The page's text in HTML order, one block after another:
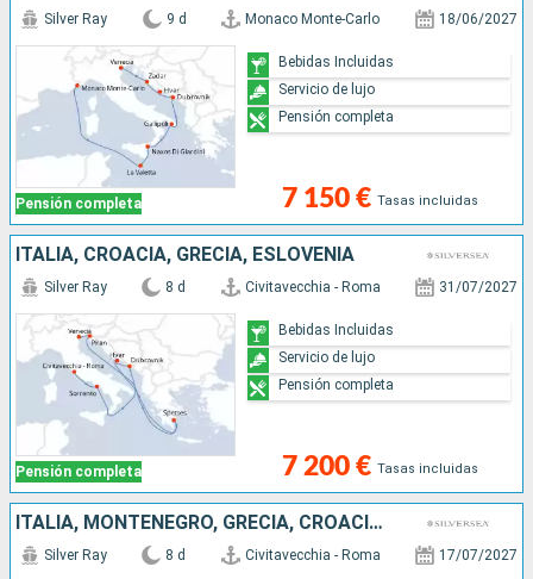
Pensión completa
Silver Ray 9 d Monaco Monte-Carlo 18/06/2027
7 150 € Tasas incluidas
Bebidas Incluidas
Servicio de lujo
Pensión completa
ITALIA, CROACIA, GRECIA, ESLOVENIA
Pensión completa
Silver Ray 8 d Civitavecchia - Roma 31/07/2027
7 200 € Tasas incluidas
Bebidas Incluidas
Servicio de lujo
Pensión completa
ITALIA, MONTENEGRO, GRECIA, CROACIA, ESLOVENIA
Silver Ray 8 d Civitavecchia - Roma 17/07/2027